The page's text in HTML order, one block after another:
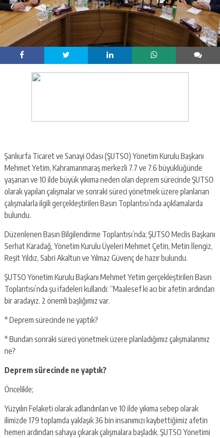
Şanlıurfa Ticaret ve Sanayi Odası (ŞUTSO) Yönetim Kurulu Başkanı
Mehmet Yetim, Kahramanmaraş merkezli 7.7 ve 7.6 büyüklüğünde
yaşanan ve 10 ilde büyük yıkıma neden olan deprem sürecinde ŞUTSO
olarak yapılan çalışmalar ve sonraki süreci yönetmek üzere planlanan
çalışmalarla ilgili gerçekleştirilen Basın Toplantısı’nda açıklamalarda
bulundu.
Düzenlenen Basın Bilgilendirme Toplantısı’nda; ŞUTSO Meclis Başkanı
Serhat Karadağ, Yönetim Kurulu Üyeleri Mehmet Çetin, Metin İlengiz,
Reşit Yıldız, Sabri Akaltun ve Yılmaz Güvenç de hazır bulundu.
ŞUTSO Yönetim Kurulu Başkanı Mehmet Yetim gerçekleştirilen Basın
Toplantısı’nda şu ifadeleri kullandı: “Maalesef ki acı bir afetin ardından
bir aradayız. 2 önemli başlığımız var.
* Deprem sürecinde ne yaptık?
* Bundan sonraki süreci yönetmek üzere planladığımız çalışmalarımız
ne?
Deprem sürecinde ne yaptık?
Öncelikle;
Yüzyılın Felaketi olarak adlandırılan ve 10 ilde yıkıma sebep olarak
ilimizde 179 toplamda yaklaşık 36 bin insanımızı kaybettiğimiz afetin
hemen ardından sahaya çıkarak çalışmalara başladık. ŞUTSO Yönetimi